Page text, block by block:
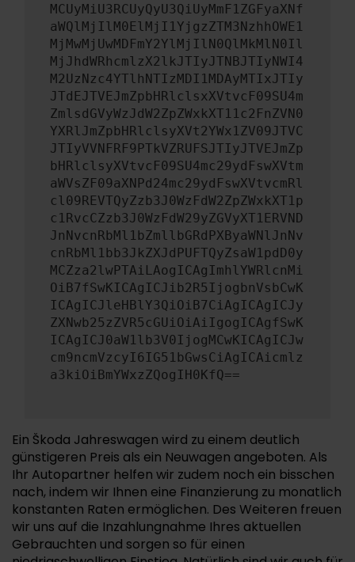
MCUyMiU3RCUyQyU3QiUyMmF1ZGFyaXNf
aWQlMjIlM0ElMjI1YjgzZTM3NzhhOWE1
MjMwMjUwMDFmY2YlMjIlN0QlMkMlN0Il
MjJhdWRhcmlzX2lkJTIyJTNBJTIyNWI4
M2UzNzc4YTlhNTIzMDI1MDAyMTIxJTIy
JTdEJTVEJmZpbHRlclsxXVtvcF09SU4m
ZmlsdGVyWzJdW2ZpZWxkXT11c2FnZVN0
YXRlJmZpbHRlclsyXVt2YWx1ZV09JTVC
JTIyVVNFRF9PTkVZRUFSJTIyJTVEJmZp
bHRlclsyXVtvcF09SU4mc29ydFswXVtm
aWVsZF09aXNPd24mc29ydFswXVtvcmRl
cl09REVTQyZzb3J0WzFdW2ZpZWxkXT1p
c1RvcCZzb3J0WzFdW29yZGVyXT1ERVND
JnNvcnRbMl1bZmllbGRdPXByaWNlJnNv
cnRbMl1bb3JkZXJdPUFTQyZsaW1pdD0y
MCZza2lwPTAiLAogICAgImhlYWRlcnMi
OiB7fSwKICAgICJib2R5IjogbnVsbCwK
ICAgICJleHBlY3QiOiB7CiAgICAgICJy
ZXNwb25zZVR5cGUiOiAiIgogICAgfSwK
ICAgICJ0aW1lb3V0IjogMCwKICAgICJw
cm9ncmVzcyI6IG51bGwsCiAgICAicmlz
a3kiOiBmYWxzZQogIH0KfQ==
Ein Škoda Jahreswagen wird zu einem deutlich
günstigeren Preis als ein Neuwagen angeboten. Als
Ihr Autopartner helfen wir zudem noch ein bisschen
nach, indem wir Ihnen eine Finanzierung zu monatlich
konstanten Raten ermöglichen. Des Weiteren freuen
wir uns auf die Inzahlungnahme Ihres aktuellen
Gebrauchten und sorgen so für einen